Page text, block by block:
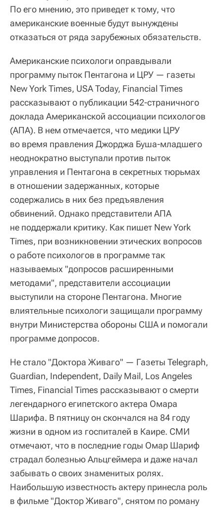
По его мнению, это приведет к тому, что
американские военные будут вынуждены
отказаться от ряда зарубежных обязательств.
Американские психологи оправдывали
программу пыток Пентагона и ЦРУ — газеты
New York Times, USA Today, Financial Times
рассказывают о публикации 542-страничного
доклада Американской ассоциации психологов
(AПA). В нем отмечается, что медики ЦРУ
во время правления Джорджа Буша-младшего
неоднократно выступали против пыток
управления и Пентагона в секретных тюрьмах
в отношении задержанных, которые
содержались в них без предъявления
обвинений. Однако представители АПА
не поддержали критику. Как пишет New York
Times, при возникновении этических вопросов
о работе психологов в программе так
называемых "допросов расширенными
методами", представители ассоциации
выступили на стороне Пентагона. Многие
влиятельные психологи защищали программу
внутри Министерства обороны США и помогали
программе допросов.
Не стало "Доктора Живаго" — Газеты Telegraph,
Guardian, Independent, Daily Mail, Los Angeles
Times, Financial Times рассказывают о смерти
легендарного египетского актера Омара
Шарифа. В пятницу он скончался на 84 году
жизни в одном из госпиталей в Каире. СМИ
отмечают, что в последние годы Омар Шариф
страдал болезнью Альцгеймера и даже начал
забывать о своих знаменитых ролях.
Наибольшую известность актеру принесла роль
в фильме "Доктор Живаго", снятом по роману